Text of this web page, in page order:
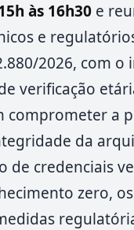
às 16h30 e
e
2026, com
verificação
comprometer a
da
de credenciais
zero,